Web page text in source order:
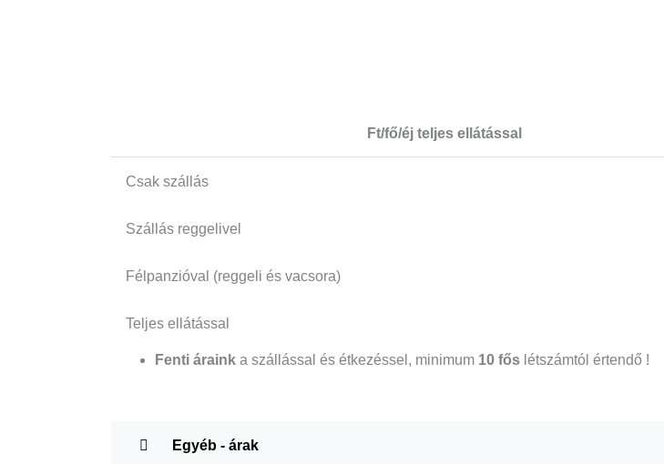
Ft/fő/éj teljes ellátással
Csak szállás
Szállás reggelivel
Félpanzióval (reggeli és vacsora)
Teljes ellátással
Fenti áraink a szállással és étkezéssel, minimum 10 fős létszámtól értendő !
Egyéb - árak